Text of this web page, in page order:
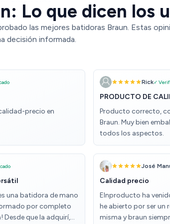
Lo que dicen los
las mejores batidoras Braun. Estas
decisión informada.
precio en
Rick✓
PRODUCTO DE
Producto correcto,
Braun. Muy bien
todos los aspectos.
una batidora de mano
por completo
Desde que la adquirí,
José
Calidad precio
Elnproducto ha
he abierto por ser un
misma y braun